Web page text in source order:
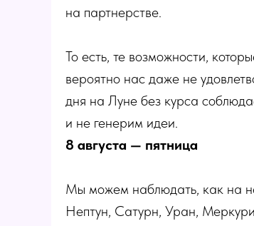
на партнерстве.
То есть, те возможности,
вероятно нас даже не
дня на Луне без курса
и не генерим идеи.
8 августа — пятница
Мы можем наблюдать, как на
Нептун, Сатурн, Уран,